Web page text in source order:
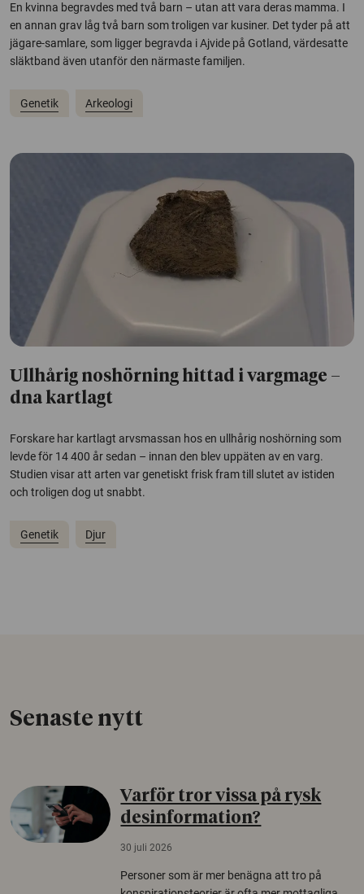
En kvinna begravdes med två barn – utan att vara deras mamma. I
en annan grav låg två barn som troligen var kusiner. Det tyder på att
jägare-samlare, som ligger begravda i Ajvide på Gotland, värdesatte
släktband även utanför den närmaste familjen.
Genetik Arkeologi
Ullhårig noshörning hittad i vargmage –
dna kartlagt
Forskare har kartlagt arvsmassan hos en ullhårig noshörning som
levde för 14 400 år sedan – innan den blev uppäten av en varg.
Studien visar att arten var genetiskt frisk fram till slutet av istiden
och troligen dog ut snabbt.
Genetik Djur
Senaste nytt
Varför tror vissa på rysk
desinformation?
30 juli 2026
Personer som är mer benägna att tro på